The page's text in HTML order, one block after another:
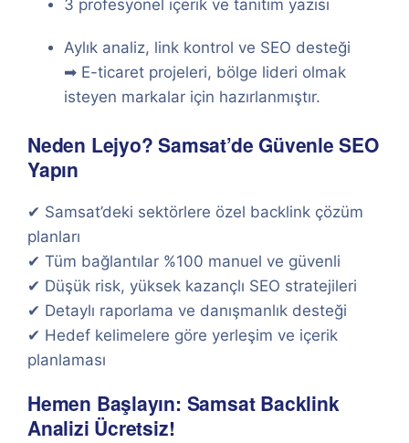
3 profesyonel içerik ve tanıtım yazısı
Aylık analiz, link kontrol ve SEO desteği
➡ E-ticaret projeleri, bölge lideri olmak
isteyen markalar için hazırlanmıştır.
Neden Lejyo? Samsat’de Güvenle SEO
Yapın
✔ Samsat’deki sektörlere özel backlink çözüm
planları
✔ Tüm bağlantılar %100 manuel ve güvenli
✔ Düşük risk, yüksek kazançlı SEO stratejileri
✔ Detaylı raporlama ve danışmanlık desteği
✔ Hedef kelimelere göre yerleşim ve içerik
planlaması
Hemen Başlayın: Samsat Backlink
Analizi Ücretsiz!